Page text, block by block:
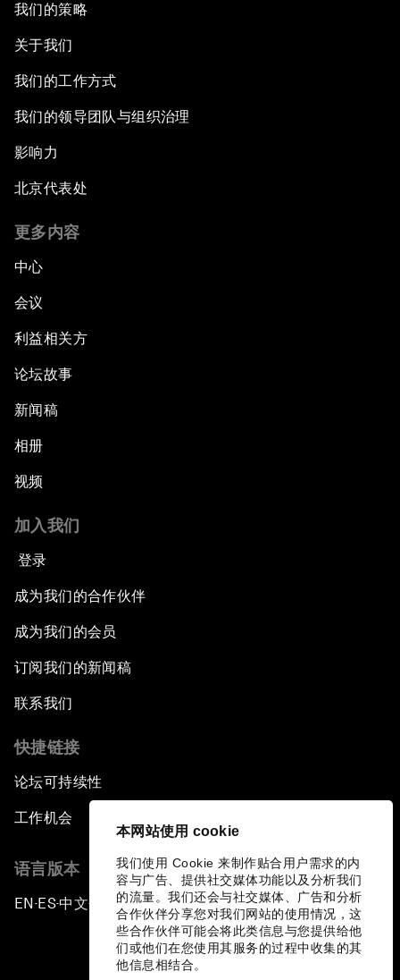
本网站使用 cookie
我们使用 Cookie 来制作贴合用户需求的内
容与广告、提供社交媒体功能以及分析我们
的流量。我们还会与社交媒体、广告和分析
合作伙伴分享您对我们网站的使用情况，这
些合作伙伴可能会将此类信息与您提供给他
们或他们在您使用其服务的过程中收集的其
他信息相结合。
我们的策略
关于我们
我们的工作方式
我们的领导团队与组织治理
影响力
北京代表处
更多内容
中心
会议
利益相关方
论坛故事
新闻稿
相册
视频
加入我们
登录
成为我们的合作伙伴
成为我们的会员
订阅我们的新闻稿
联系我们
快捷链接
论坛可持续性
工作机会
语言版本
EN ▪ES▪中文▪ 日本語